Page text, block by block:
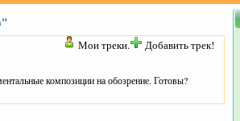
Мои треки. Добавить трек!
композиции на обозрение. Готовы?